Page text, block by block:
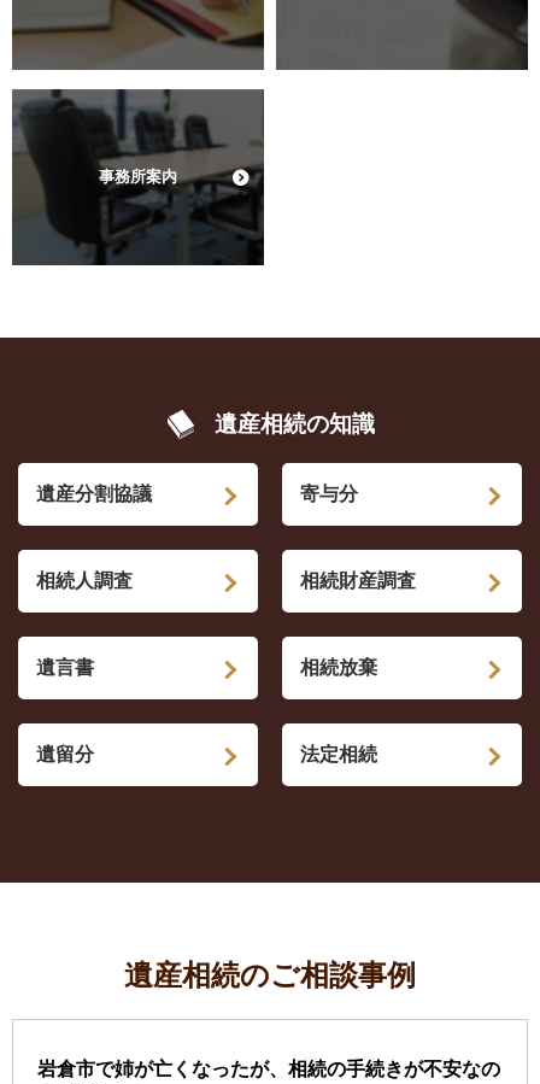
事務所案内
遺産相続の知識
遺産分割協議 寄与分
相続人調査 相続財産調査
遺言書 相続放棄
遺留分 法定相続
遺産相続のご相談事例
岩倉市で姉が亡くなったが、相続の手続きが不安なの